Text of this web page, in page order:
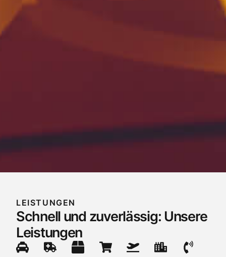
LEISTUNGEN
Schnell und zuverlässig: Unsere
Leistungen